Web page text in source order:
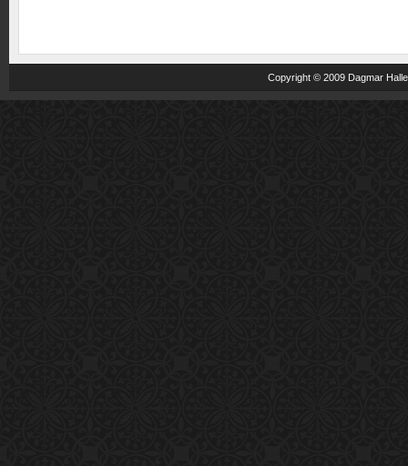
Copyright © 2009 Dagmar